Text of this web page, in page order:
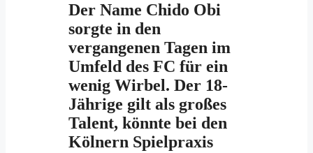
Der Name Chido Obi
sorgte in den
vergangenen Tagen im
Umfeld des FC für ein
wenig Wirbel. Der 18-
Jährige gilt als großes
Talent, könnte bei den
Kölnern Spielpraxis